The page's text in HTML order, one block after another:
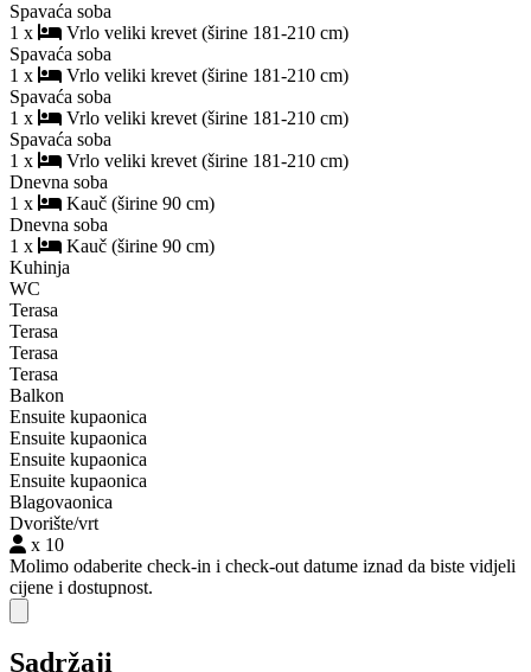
Spavaća soba
1 x
Vrlo veliki krevet (širine 181-210 cm)
Spavaća soba
1 x
Vrlo veliki krevet (širine 181-210 cm)
Spavaća soba
1 x
Vrlo veliki krevet (širine 181-210 cm)
Spavaća soba
1 x
Vrlo veliki krevet (širine 181-210 cm)
Dnevna soba
1 x
Kauč (širine 90 cm)
Dnevna soba
1 x
Kauč (širine 90 cm)
Kuhinja
WC
Terasa
Terasa
Terasa
Terasa
Balkon
Ensuite kupaonica
Ensuite kupaonica
Ensuite kupaonica
Ensuite kupaonica
Blagovaonica
Dvorište/vrt
x 10
Molimo odaberite check-in i check-out datume iznad da biste vidjeli
cijene i dostupnost.
Close modal
Sadržaji